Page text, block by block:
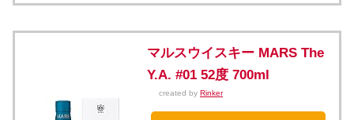
マルスウイスキー MARS The
Y.A. #01 52度 700ml
created by Rinker